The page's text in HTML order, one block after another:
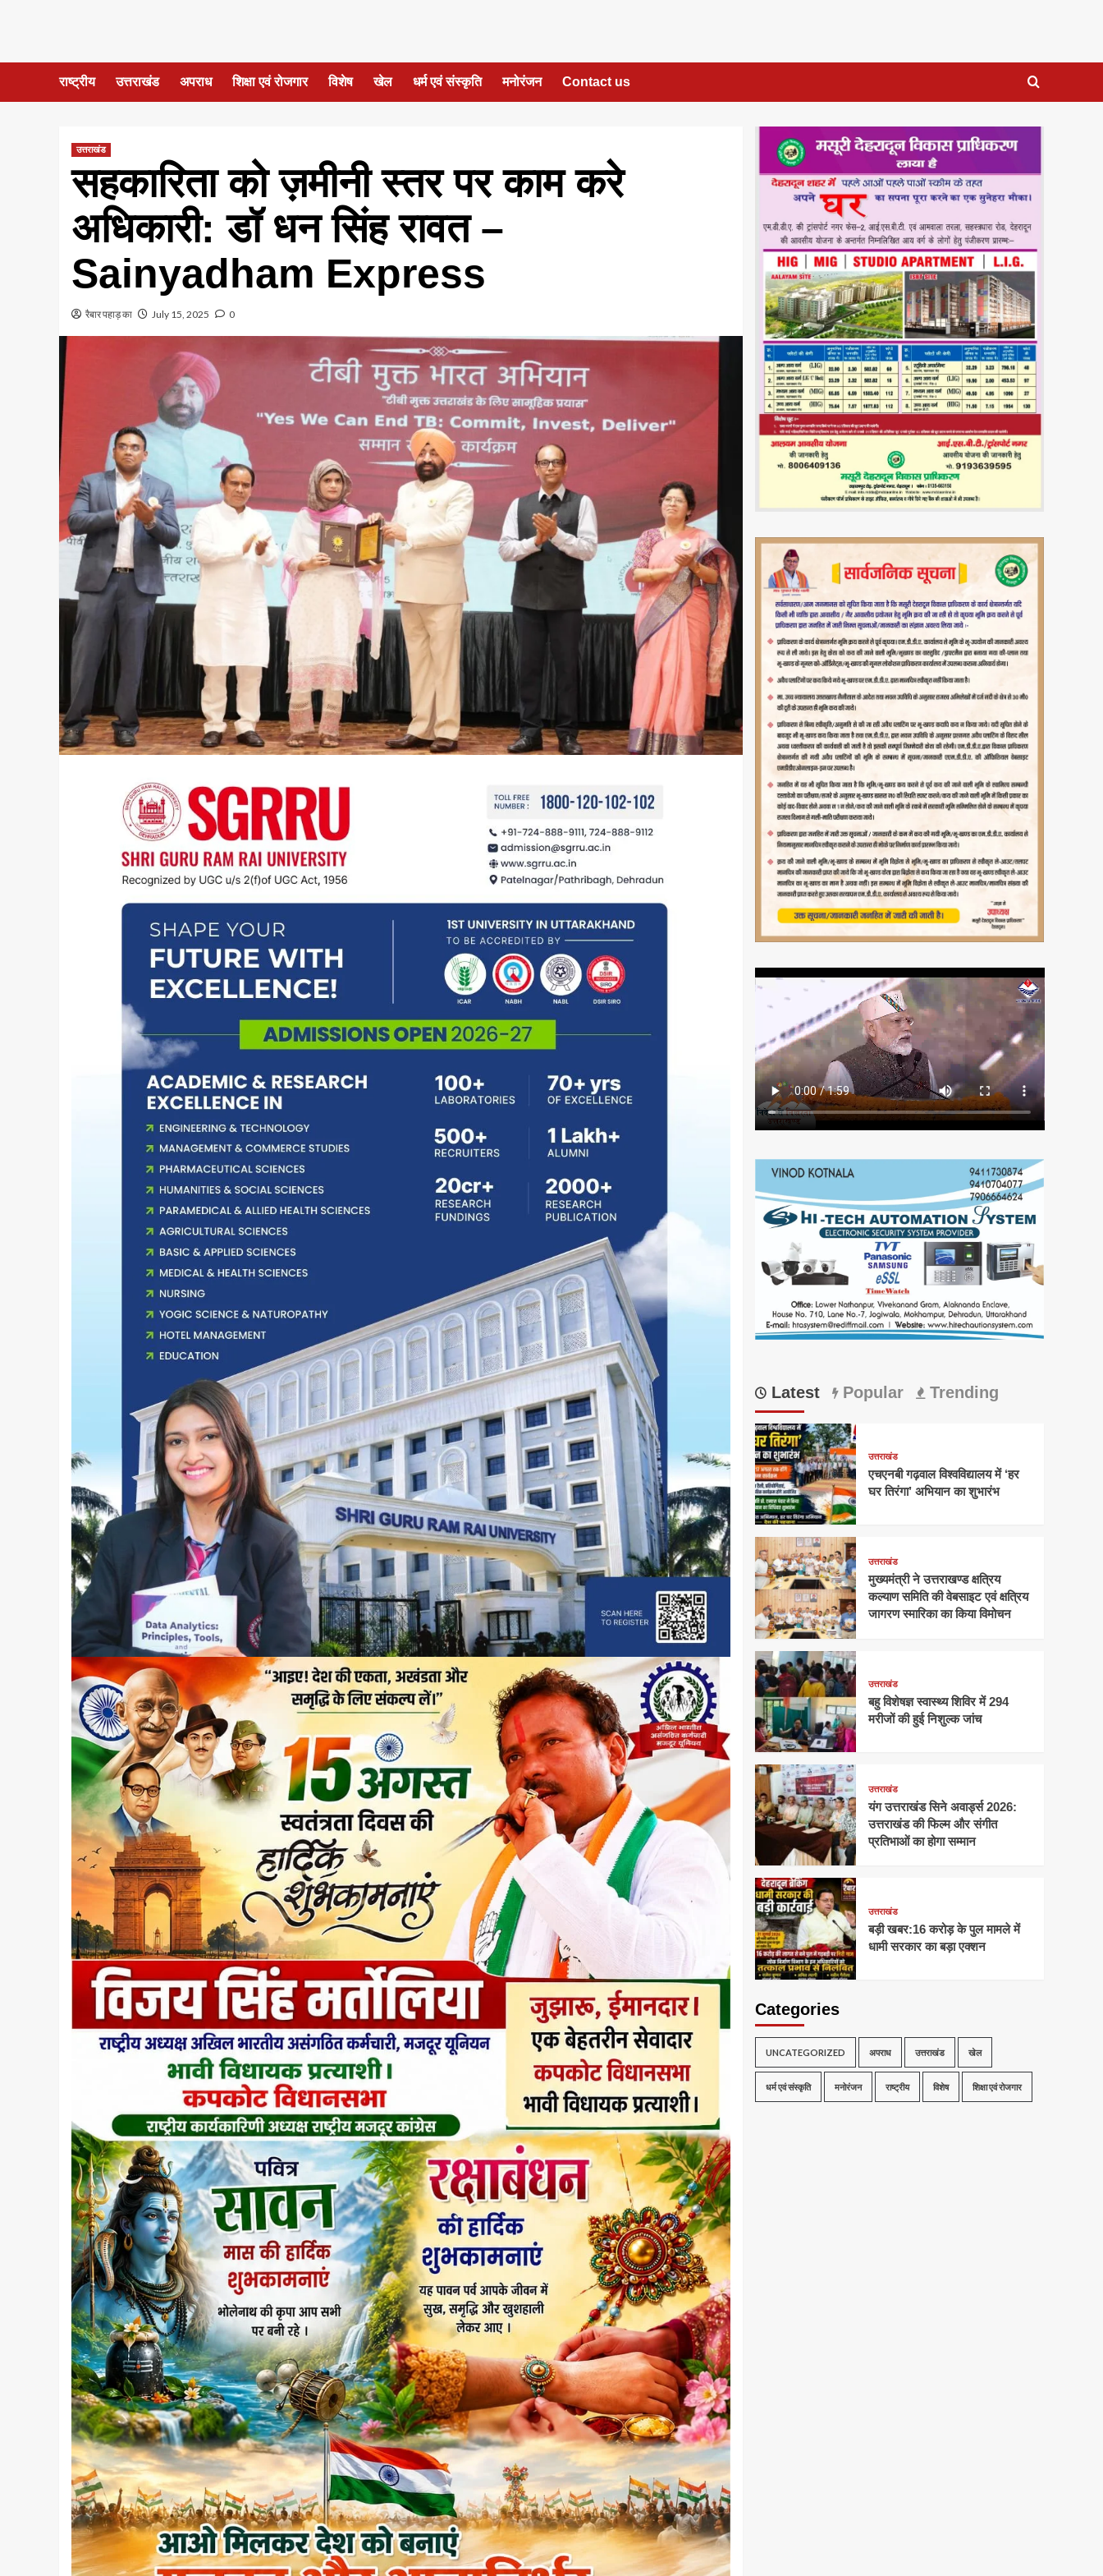
राष्ट्रीय उत्तराखंड अपराध शिक्षा एवं रोजगार विशेष खेल धर्म एवं संस्कृति मनोरंजन Contact us
उत्तराखंड
सहकारिता को ज़मीनी स्तर पर काम करे
अधिकारी: डॉ धन सिंह रावत –
Sainyadham Express
रैबार पहाड़ का July 15, 2025 0
Latest Popular Trending
उत्तराखंड
एचएनबी गढ़वाल विश्वविद्यालय में ‘हर
घर तिरंगा’ अभियान का शुभारंभ
उत्तराखंड
मुख्यमंत्री ने उत्तराखण्ड क्षत्रिय
कल्याण समिति की वेबसाइट एवं क्षत्रिय
जागरण स्मारिका का किया विमोचन
उत्तराखंड
बहु विशेषज्ञ स्वास्थ्य शिविर में 294
मरीजों की हुई निशुल्क जांच
उत्तराखंड
यंग उत्तराखंड सिने अवार्ड्स 2026:
उत्तराखंड की फिल्म और संगीत
प्रतिभाओं का होगा सम्मान
उत्तराखंड
बड़ी खबर:16 करोड़ के पुल मामले में
धामी सरकार का बड़ा एक्शन
Categories
UNCATEGORIZED अपराध उत्तराखंड खेल
धर्म एवं संस्कृति मनोरंजन राष्ट्रीय विशेष शिक्षा एवं रोजगार